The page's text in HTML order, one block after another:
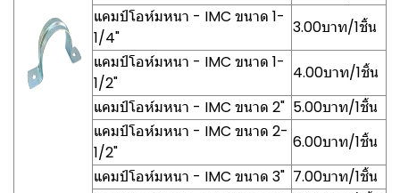
แคมป์โอห์มหนา - IMC ขนาด 1-
1/4"
3.00บาท/1ชิ้น
แคมป์โอห์มหนา - IMC ขนาด 1-
1/2"
4.00บาท/1ชิ้น
แคมป์โอห์มหนา - IMC ขนาด 2" 5.00บาท/1ชิ้น
แคมป์โอห์มหนา - IMC ขนาด 2-
1/2"
6.00บาท/1ชิ้น
แคมป์โอห์มหนา - IMC ขนาด 3" 7.00บาท/1ชิ้น